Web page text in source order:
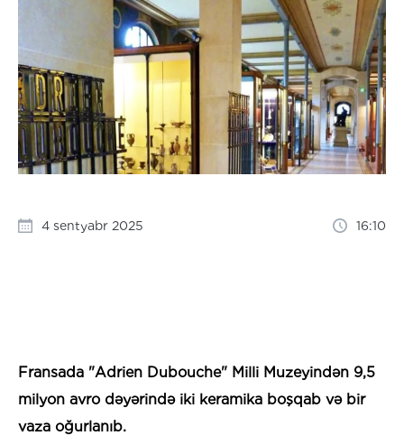
4 sentyabr 2025 16:10
Fransada "Adrien Dubouche" Milli Muzeyindən 9,5
milyon avro dəyərində iki keramika boşqab və bir
vaza oğurlanıb.